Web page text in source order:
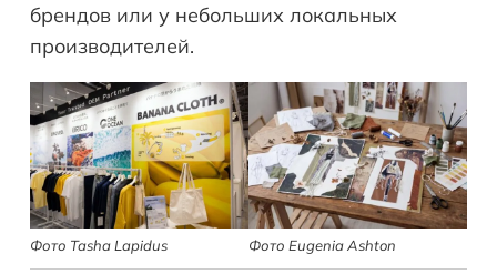
брендов или у небольших локальных
производителей.
Фото Tasha Lapidus Фото Eugenia Ashton